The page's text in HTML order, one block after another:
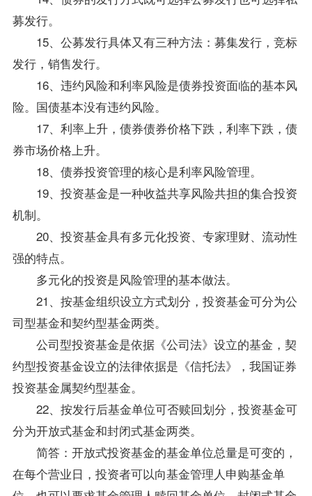
募发行。
15、公募发行具体又有三种方法：募集发行，竞标
发行，销售发行。
16、违约风险和利率风险是债券投资面临的基本风
险。国债基本没有违约风险。
17、利率上升，债券债券价格下跌，利率下跌，债
券市场价格上升。
18、债券投资管理的核心是利率风险管理。
19、投资基金是一种收益共享风险共担的集合投资
机制。
20、投资基金具有多元化投资、专家理财、流动性
强的特点。
多元化的投资是风险管理的基本做法。
21、按基金组织设立方式划分，投资基金可分为公
司型基金和契约型基金两类。
公司型投资基金是依据《公司法》设立的基金，契
约型投资基金设立的法律依据是《信托法》，我国证券
投资基金属契约型基金。
22、按发行后基金单位可否赎回划分，投资基金可
分为开放式基金和封闭式基金两类。
简答：开放式投资基金的基金单位总量是可变的，
在每个营业日，投资者可以向基金管理人申购基金单